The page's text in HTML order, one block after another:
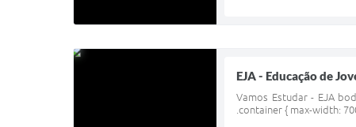
EJA - Educação de
Vamos Estudar - EJA
.container { max-width: